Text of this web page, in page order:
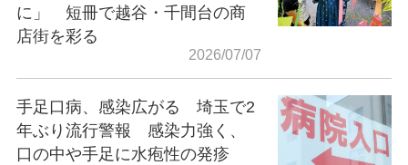
に」 短冊で越谷・千間台の商
店街を彩る
2026/07/07
手足口病、感染広がる 埼玉で2
年ぶり流行警報 感染力強く、
口の中や手足に水疱性の発疹